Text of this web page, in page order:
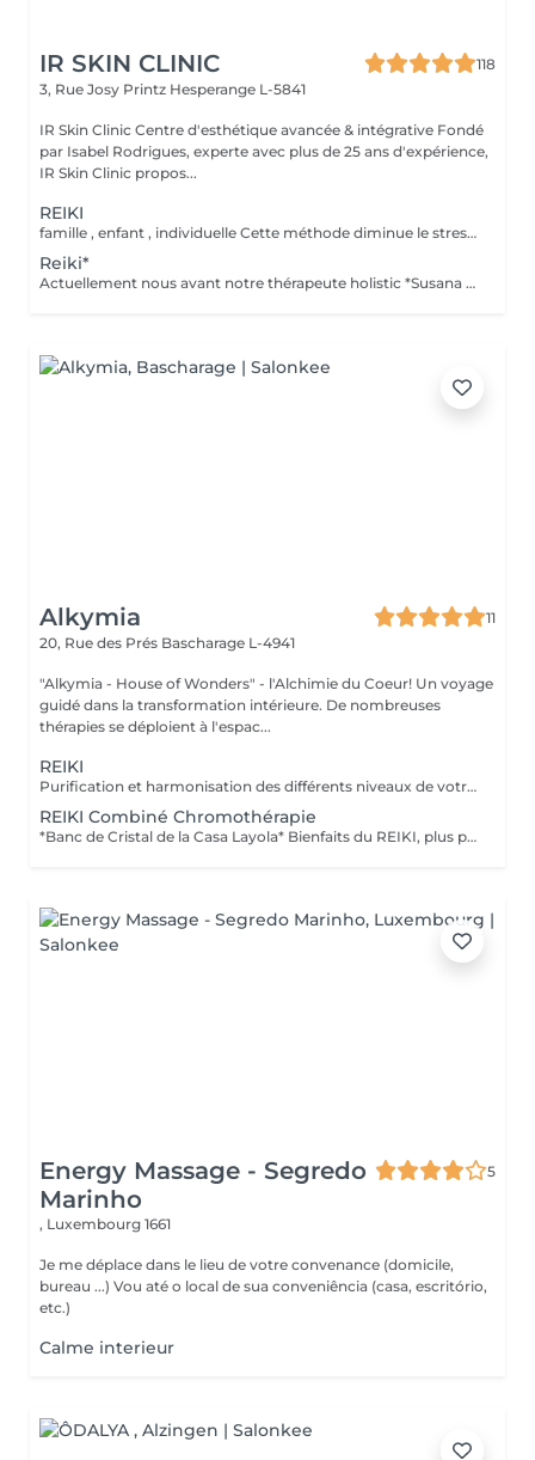
IR SKIN CLINIC
118
3, Rue Josy Printz Hesperange L-5841
IR Skin Clinic Centre d'esthétique avancée & intégrative Fondé
par Isabel Rodrigues, experte avec plus de 25 ans d'expérience,
IR Skin Clinic propos...
REIKI
famille , enfant , individuelle Cette méthode diminue le stress, relâche les blocages émotionnels, calme les douleurs physiques, et vous amener à un bien-être général, ainsi qu'une paix intérieure. Libère les blocages énergétiques, renforce le système immunitaire, atténue la douleur et élimine les toxines du corps
Reiki*
Actuellement nous avant notre thérapeute holistic *Susana Ferreira, qui vient 1x par mois , téléphoner pour prendre rdv . famille , enfant , individuelle Libère les blocages énergétiques, renforce le système immunitaire, atténue la douleur et élimine les toxines du corps.
Alkymia
11
20, Rue des Prés Bascharage L-4941
"Alkymia - House of Wonders" - l'Alchimie du Coeur! Un voyage
guidé dans la transformation intérieure. De nombreuses
thérapies se déploient à l'espac...
REIKI
Purification et harmonisation des différents niveaux de votre être physique, émotionnel, mental et spirituel.
REIKI Combiné Chromothérapie
*Banc de Cristal de la Casa Layola* Bienfaits du REIKI, plus purification des corps subtils de l'Être dans sa globalité, permet une meilleure connexion à soi, une relaxation intense, un meilleur ancrage et une clarté d'esprit...
Energy Massage - Segredo
Marinho
5
, Luxembourg 1661
Je me déplace dans le lieu de votre convenance (domicile,
bureau ...) Vou até o local de sua conveniência (casa, escritório,
etc.)
Calme interieur